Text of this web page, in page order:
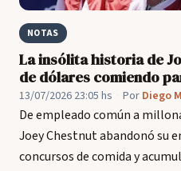
NOTAS
La insólita historia de
de dólares comiendo
13/07/2026 23:05 hs PorDiego
De empleado común a
Joey Chestnut abandonó su
concursos de comida y